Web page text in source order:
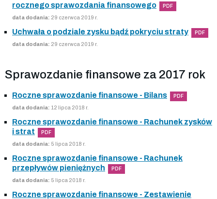
rocznego sprawozdania finansowego
PDF
data dodania: 29 czerwca 2019 r.
Uchwała o podziale zysku bądź pokryciu straty PDF
data dodania: 29 czerwca 2019 r.
Sprawozdanie finansowe za 2017 rok
Roczne sprawozdanie finansowe - Bilans PDF
data dodania: 12 lipca 2018 r.
Roczne sprawozdanie finansowe - Rachunek zysków
i strat
PDF
data dodania: 5 lipca 2018 r.
Roczne sprawozdanie finansowe - Rachunek
przepływów pieniężnych
PDF
data dodania: 5 lipca 2018 r.
Roczne sprawozdanie finansowe - Zestawienie